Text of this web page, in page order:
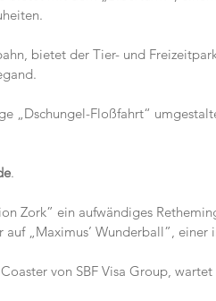
bietet der Tier- und
„Dschungel-Floßfahrt“
.
Zork” ein aufwändiges
auf „Maximus’ Wunderball”,
von SBF Visa Group,